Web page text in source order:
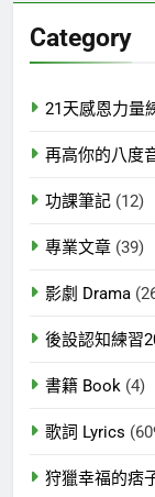
字:
Category
21天感恩力量
再高你的八度
功課筆記 (12)
專業文章 (39)
影劇 Drama
後設認知練習
書籍 Book (4)
歌詞 Lyrics
狩獵幸福的痞